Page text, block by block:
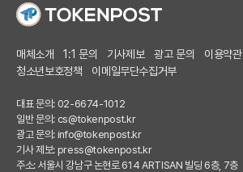
매체소개 1:1 문의 기사제보 광고 문의 이용약관
청소년보호정책
이메일무단수집거부
대표 문의: 02-6674-1012
일반 문의: cs@tokenpost.kr
광고 문의: info@tokenpost.kr
기사 제보: press@tokenpost.kr
주소: 서울시 강남구 논현로 614 ARTISAN 빌딩 6층, 7층